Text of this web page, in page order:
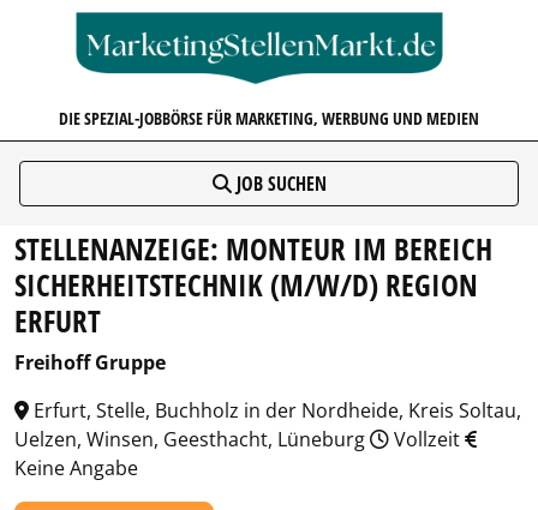
DIE SPEZIAL-JOBBÖRSE FÜR MARKETING, WERBUNG UND MEDIEN
JOB SUCHEN
STELLENANZEIGE: MONTEUR IM BEREICH
SICHERHEITSTECHNIK (M/W/D) REGION
ERFURT
Freihoff Gruppe
Erfurt, Stelle, Buchholz in der Nordheide, Kreis Soltau,
Uelzen, Winsen, Geesthacht, Lüneburg
Vollzeit
Keine Angabe